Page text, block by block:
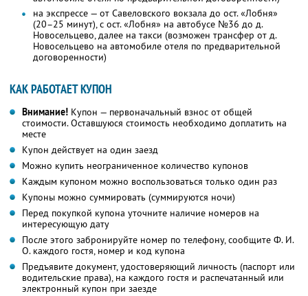
на экспрессе — от Савеловского вокзала до ост. «Лобня»
(20–25 минут), с ост. «Лобня» на автобусе №36 до д.
Новосельцево, далее на такси (возможен трансфер от д.
Новосельцево на автомобиле отеля по предварительной
договоренности)
КАК РАБОТАЕТ КУПОН
Внимание! Купон — первоначальный взнос от общей
стоимости. Оставшуюся стоимость необходимо доплатить на
месте
Купон действует на один заезд
Можно купить неограниченное количество купонов
Каждым купоном можно воспользоваться только один раз
Купоны можно суммировать (суммируются ночи)
Перед покупкой купона уточните наличие номеров на
интересующую дату
После этого забронируйте номер по телефону, сообщите Ф. И.
О. каждого гостя, номер и код купона
Предъявите документ, удостоверяющий личность (паспорт или
водительские права), на каждого гостя и распечатанный или
электронный купон при заезде